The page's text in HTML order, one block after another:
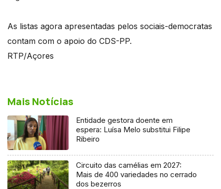
As listas agora apresentadas pelos sociais-democratas
contam com o apoio do CDS-PP.
RTP/Açores
Mais Notícias
Entidade gestora doente em
espera: Luísa Melo substitui Filipe
Ribeiro
Circuito das camélias em 2027:
Mais de 400 variedades no cerrado
dos bezerros